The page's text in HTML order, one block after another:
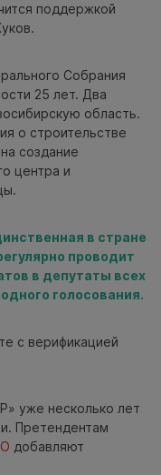
поддержкой
Собрания
25 лет. Два
область.
о строительстве
создание
центра и
в стране
проводит
в депутаты всех
голосования.
с верификацией
уже несколько лет
Претендентам
добавляют